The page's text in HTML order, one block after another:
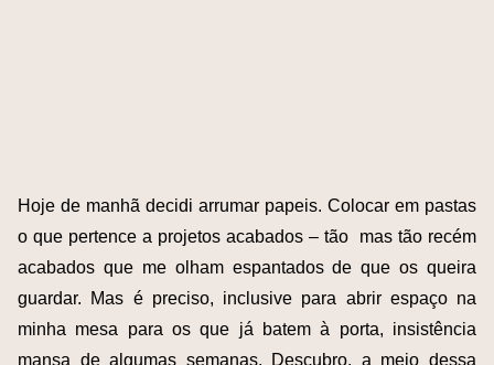
Hoje de manhã decidi arrumar papeis. Colocar em pastas
o que pertence a projetos acabados – tão mas tão recém
acabados que me olham espantados de que os queira
guardar. Mas é preciso, inclusive para abrir espaço na
minha mesa para os que já batem à porta, insistência
mansa de algumas semanas. Descubro, a meio dessa